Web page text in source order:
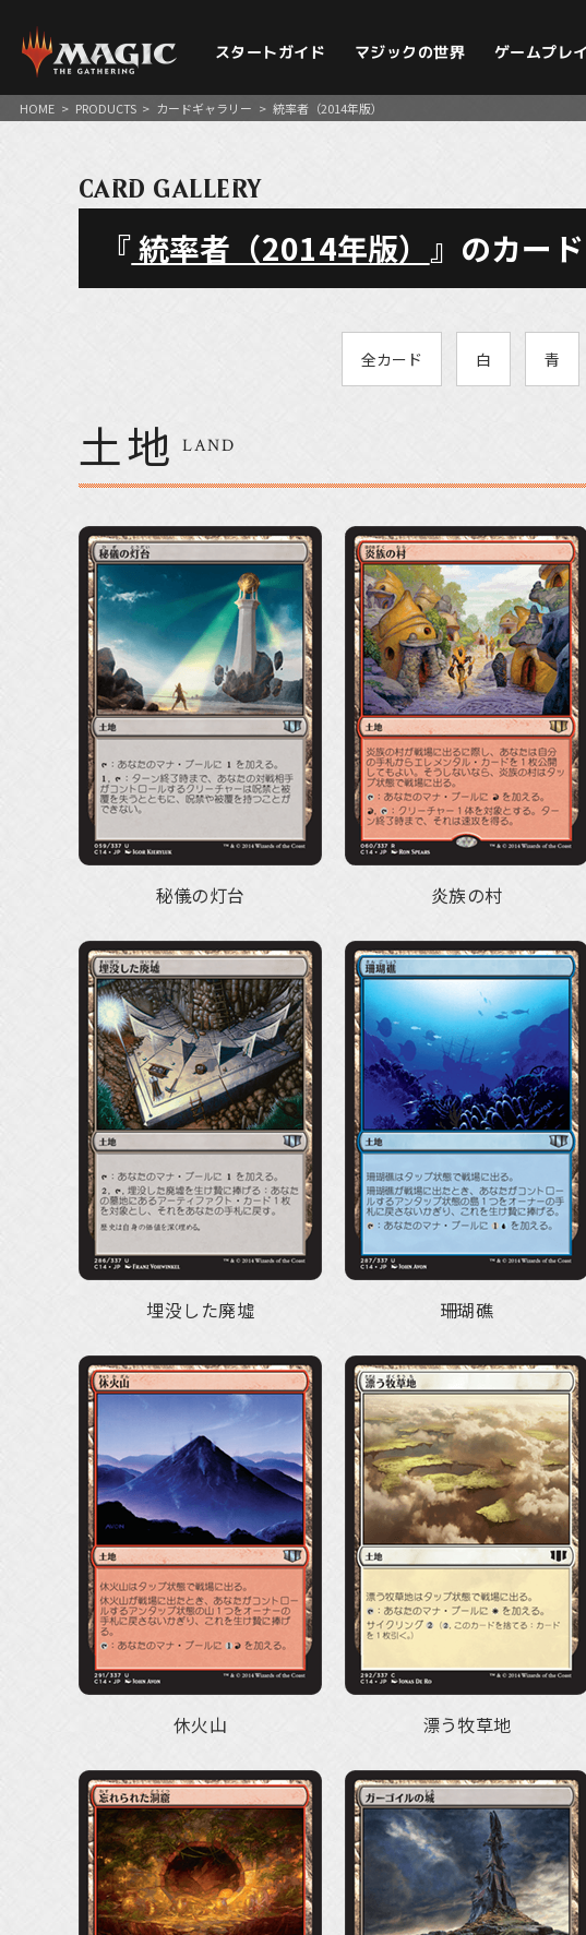
スタートガイド マジックの世界 ゲームプレイ
HOME > PRODUCTS > カードギャラリー > 統率者（2014年版）
CARD GALLERY
『統率者（2014年版） 』のカード
全カード 白 青
土地 LAND
秘儀の灯台 炎族の村
埋没した廃墟 珊瑚礁
休火山 漂う牧草地